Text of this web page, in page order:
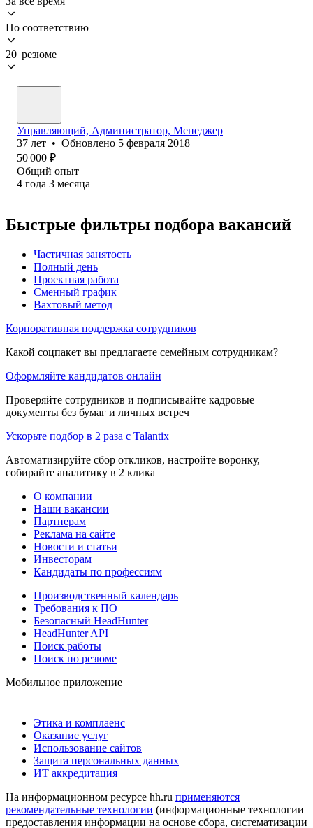
По соответствию
20 резюме
Управляющий, Администратор, Менеджер
37 лет • Обновлено 5 февраля 2018
50 000 ₽
Общий опыт
4 года 3 месяца
Быстрые фильтры подбора вакансий
Частичная занятость
Полный день
Проектная работа
Сменный график
Вахтовый метод
Корпоративная поддержка сотрудников
Какой соцпакет вы предлагаете семейным сотрудникам?
Оформляйте кандидатов онлайн
Проверяйте сотрудников и подписывайте кадровые
документы без бумаг и личных встреч
Ускорьте подбор в 2 раза с Talantix
Автоматизируйте сбор откликов, настройте воронку,
собирайте аналитику в 2 клика
О компании
Наши вакансии
Партнерам
Реклама на сайте
Новости и статьи
Инвесторам
Кандидаты по профессиям
Производственный календарь
Требования к ПО
Безопасный HeadHunter
HeadHunter API
Поиск работы
Поиск по резюме
Мобильное приложение
Этика и комплаенс
Оказание услуг
Использование сайтов
Защита персональных данных
ИТ аккредитация
На информационном ресурсе hh.ru применяются
рекомендательные технологии (информационные технологии
предоставления информации на основе сбора, систематизации